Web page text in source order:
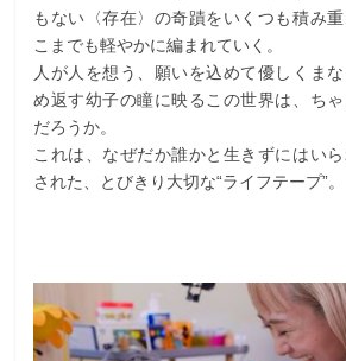
もない〈存在〉の奇蹟をいくつも積み
こまでも軽やかに編まれていく。
人が人を想う、願いを込めて優しくま
め返す幼子の瞳に映るこの世界は、ち
だろうか。
これは、なぜだか誰かと生きずにはい
された、とびきり大切な“ライフテープ”。